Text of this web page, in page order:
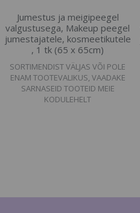
Jumestus ja meigipeegel
valgustusega, Makeup peegel
jumestajatele, kosmeetikutele
, 1 tk (65 x 65cm)
SORTIMENDIST VÄLJAS VÕI POLE
ENAM TOOTEVALIKUS, VAADAKE
SARNASEID TOOTEID MEIE
KODULEHELT